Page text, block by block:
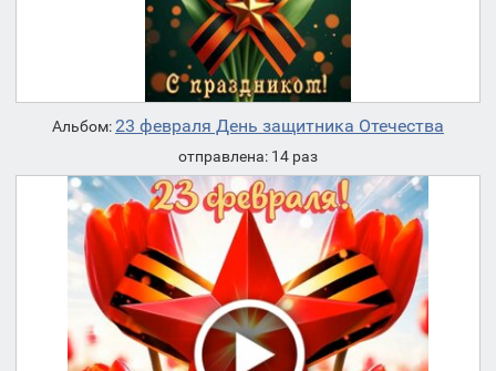
Альбом: 23 февраля День защитника Отечества
отправлена: 14 раз